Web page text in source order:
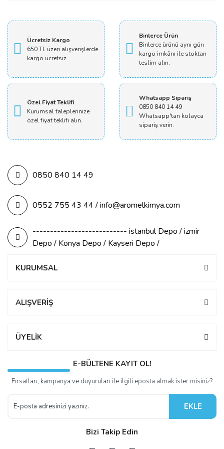
Ücretsiz Kargo
650 TL üzeri alışverişlerde
kargo ücretsiz.
Binlerce Ürün
Binlerce ürünü aynı gün
kargo imkânı ile stoktan
teslim alın.
Özel Fiyat Teklifi
Kurumsal taleplerinize
özel fiyat teklifi alın.
Whatsapp Sipariş
0850 840 14 49
Whatsapp'tan kolayca
sipariş verin.
0850 840 14 49
0552 755 43 44 / info@aromelkimya.com
--------------------------- istanbul Depo / izmir
Depo / Konya Depo / Kayseri Depo /
KURUMSAL
ALIŞVERİŞ
ÜYELİK
E-BÜLTENE KAYIT OL!
Fırsatları, kampanya ve duyuruları ile ilgili eposta almak ister misiniz?
EKLE
Bizi Takip Edin